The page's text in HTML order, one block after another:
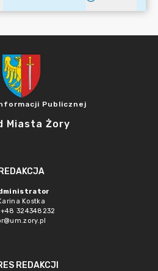
Publicznej
Miasta Żory
REDAKCJA
Kostka
324348232
REDAKCJI